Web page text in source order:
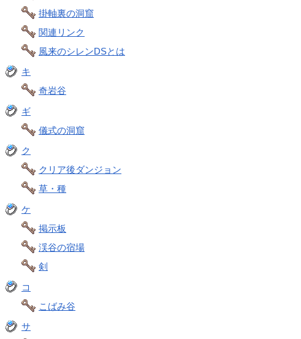
掛軸裏の洞窟
関連リンク
風来のシレンDSとは
キ
奇岩谷
ギ
儀式の洞窟
ク
クリア後ダンジョン
草・種
ケ
掲示板
渓谷の宿場
剣
コ
こばみ谷
サ